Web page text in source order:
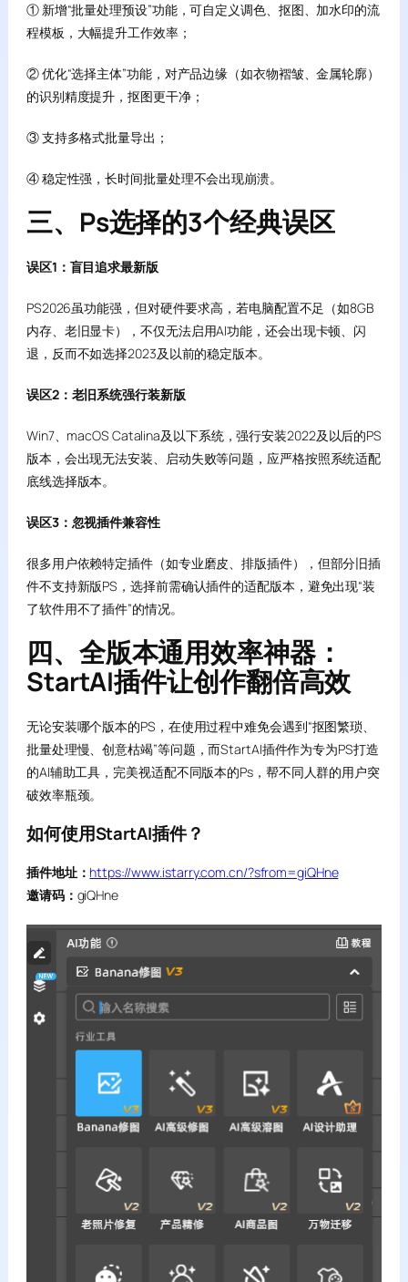
① 新增“批量处理预设”功能，可自定义调色、抠图、加水印的流
程模板，大幅提升工作效率；
② 优化“选择主体”功能，对产品边缘（如衣物褶皱、金属轮廓）
的识别精度提升，抠图更干净；
③ 支持多格式批量导出；
④ 稳定性强，长时间批量处理不会出现崩溃。
三、Ps选择的3个经典误区
误区1：盲目追求最新版
PS2026虽功能强，但对硬件要求高，若电脑配置不足（如8GB
内存、老旧显卡），不仅无法启用AI功能，还会出现卡顿、闪
退，反而不如选择2023及以前的稳定版本。
误区2：老旧系统强行装新版
Win7、macOS Catalina及以下系统，强行安装2022及以后的PS
版本，会出现无法安装、启动失败等问题，应严格按照系统适配
底线选择版本。
误区3：忽视插件兼容性
很多用户依赖特定插件（如专业磨皮、排版插件），但部分旧插
件不支持新版PS，选择前需确认插件的适配版本，避免出现“装
了软件用不了插件”的情况。
四、全版本通用效率神器：
StartAI插件让创作翻倍高效
无论安装哪个版本的PS，在使用过程中难免会遇到“抠图繁琐、
批量处理慢、创意枯竭”等问题，而StartAI插件作为专为PS打造
的AI辅助工具，完美视适配不同版本的Ps，帮不同人群的用户突
破效率瓶颈。
如何使用StartAI插件？
插件地址： https://www.istarry.com.cn/?sfrom=giQHne
邀请码： giQHne